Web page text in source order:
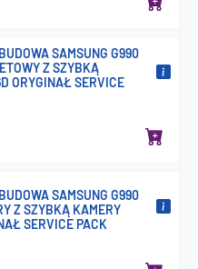
SAMSUNG G990
Z SZYBKĄ
ORYGINAŁ SERVICE
SAMSUNG G990
Z SZYBKĄ KAMERY
SERVICE PACK